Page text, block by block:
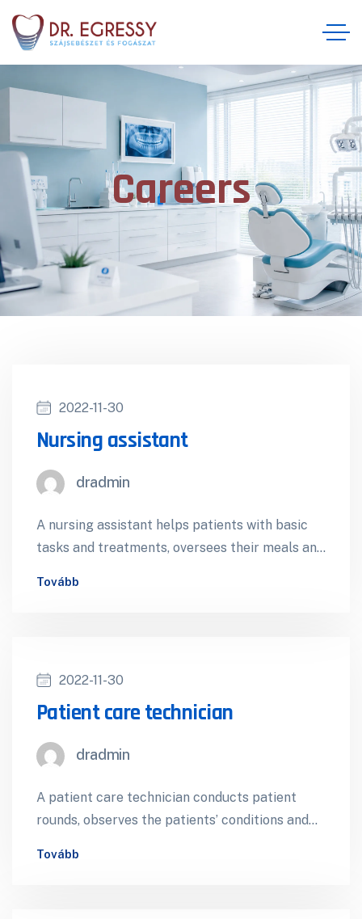
Careers
2022-11-30
Nursing assistant
dradmin
A nursing assistant helps patients with basic
tasks and treatments, oversees their meals and
Tovább
2022-11-30
Patient care technician
dradmin
A patient care technician conducts patient
rounds, observes the patients’ conditions and
Tovább